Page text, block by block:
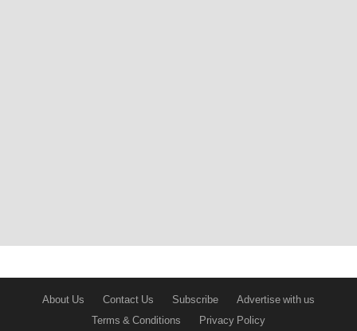
About Us Contact Us Subscribe
Advertise with us
Terms & Conditions
Privacy Policy